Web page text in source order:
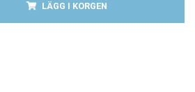
LÄGG I KORGEN